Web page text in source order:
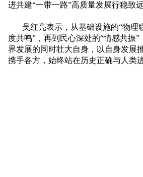
进共建“一带一路”高质量发展行稳致远
吴红亮表示，从基础设施的“物理
度共鸣”，再到民心深处的“情感共振
界发展的同时壮大自身，以自身发展
携手各方，始终站在历史正确与人类